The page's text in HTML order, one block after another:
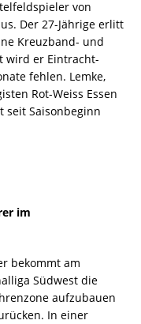
von
Der 27-Jährige erlitt
Kreuzband- und
wird er Eintracht-
fehlen. Lemke,
Rot-Weiss Essen
seit Saisonbeginn
im
bekommt am
Südwest die
aufzubauen
In einer